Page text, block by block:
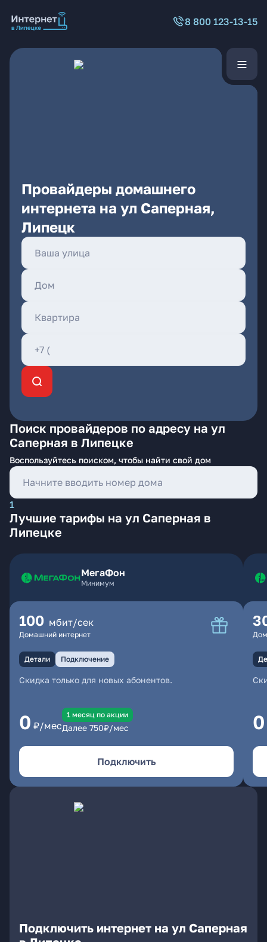
8 800 123-13-15
Провайдеры домашнего
интернета на ул Саперная,
Липецк
Поиск провайдеров по адресу на ул
Саперная в Липецке
Воспользуйтесь поиском, чтобы найти свой дом
1
Лучшие тарифы на ул Саперная в
Липецке
МегаФон
Минимум
100 мбит/сек
Домашний интернет
Детали Подключение
Скидка только для новых абонентов.
0 ₽/мес
1 месяц по акции
Далее 750₽/мес
Подключить
0
Подключить интернет на ул Саперная